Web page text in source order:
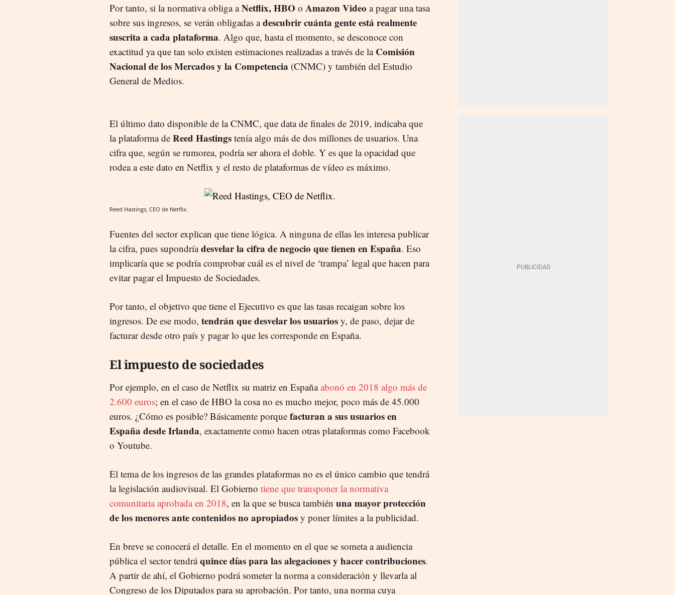
Por tanto, si la normativa obliga aNetflix, HBO o Amazon Video a pagar una tasa
sobre sus ingresos, se verán obligadas adescubrir cuánta gente está realmente
suscrita a cada plataforma. Algo que, hasta el momento, se desconoce con
exactitud ya que tan solo existen estimaciones realizadas a través de laComisión
Nacional de los Mercados y la Competencia (CNMC) y también del Estudio
General de Medios.
El último dato disponible de la CNMC, que data de finales de 2019, indicaba que
la plataforma de Reed Hastings tenía algo más de dos millones de usuarios. Una
cifra que, según se rumorea, podría ser ahora el doble. Y es que la opacidad que
rodea a este dato en Netflix y el resto de plataformas de vídeo es máximo.
Reed Hastings, CEO de Netflix.
Fuentes del sector explican que tiene lógica. A ninguna de ellas les interesa publicar
la cifra, pues supondríadesvelar la cifra de negocio que tienen en España. Eso
implicaría que se podría comprobar cuál es el nivel de ‘trampa’ legal que hacen para
evitar pagar el Impuesto de Sociedades.
Por tanto, el objetivo que tiene el Ejecutivo es que las tasas recaigan sobre los
ingresos. De ese modo, tendrán que desvelar los usuarios y, de paso, dejar de
facturar desde otro país y pagar lo que les corresponde en España.
El impuesto de sociedades
Por ejemplo, en el caso de Netflix su matriz en Españaabonó en 2018 algo más de
2.600 euros; en el caso de HBO la cosa no es mucho mejor, poco más de 45.000
euros. ¿Cómo es posible? Básicamente porque facturan a sus usuarios en
España desde Irlanda, exactamente como hacen otras plataformas como Facebook
o Youtube.
El tema de los ingresos de las grandes plataformas no es el único cambio que tendrá
la legislación audiovisual. El Gobierno tiene que transponer la normativa
comunitaria aprobada en 2018, en la que se busca también una mayor protección
de los menores ante contenidos no apropiados y poner límites a la publicidad.
En breve se conocerá el detalle. En el momento en el que se someta a audiencia
pública el sector tendráquince días para las alegaciones y hacer contribuciones.
A partir de ahí, el Gobierno podrá someter la norma a consideración y llevarla al
Congreso de los Diputados para su aprobación. Por tanto, una norma cuya